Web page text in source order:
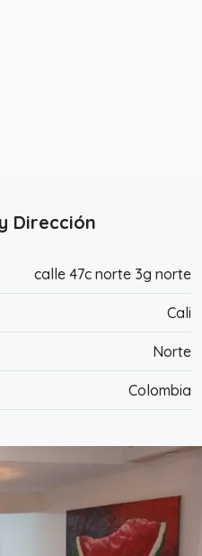
Dirección
calle 47c norte 3g norte
Cali
Norte
Colombia